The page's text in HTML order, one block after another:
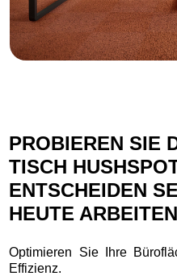
PROBIEREN SIE
TISCH
ENTSCHEIDEN
HEUTE
Optimieren Sie Ihre
Effizienz.